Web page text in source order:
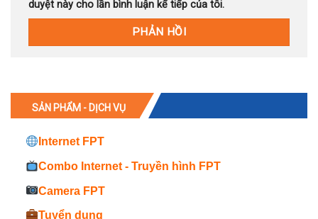
duyệt này cho lần bình luận kế tiếp của tôi.
SẢN PHẨM - DỊCH VỤ
Internet FPT
Combo Internet - Truyền hình FPT
Camera FPT
Tuyển dụng